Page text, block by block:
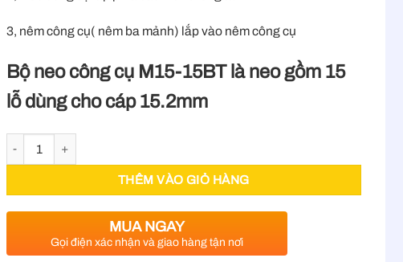
3, nêm công cụ( nêm ba mảnh) lắp vào nêm công cụ
Bộ neo công cụ M15-15BT là neo gồm 15
lỗ dùng cho cáp 15.2mm
THÊM VÀO GIỎ HÀNG
MUA NGAY
Gọi điện xác nhận và giao hàng tận nơi